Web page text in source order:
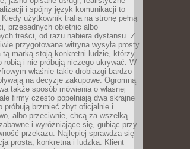
i spójny język komunikacji to
użytkownik trafia na stronę pełną
przesadnych obietnic albo
treści, od razu nabiera dystansu. Z
przygotowana witryna wysyła prosty
tą marką stoją konkretni ludzie, którzy
robią i nie próbują niczego ukrywać. W
właśnie takie drobiazgi bardzo
na decyzje zakupowe. Ogromną
także sposób mówienia o własnej
firmy często popełniają dwa skrajne
próbują brzmieć zbyt oficjalnie i
albo przeciwnie, chcą za wszelką
i wyróżniające się, gubiąc przy
przekazu. Najlepiej sprawdza się
prosta, konkretna i ludzka. Klient